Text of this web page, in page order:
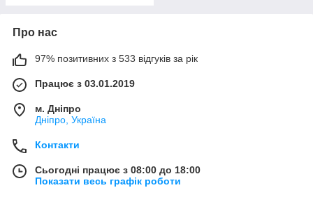
Про нас
97% позитивних з 533 відгуків за рік
Працює з 03.01.2019
м. Дніпро
Дніпро, Україна
Контакти
Сьогодні працює з 08:00 до 18:00
Показати весь графік роботи